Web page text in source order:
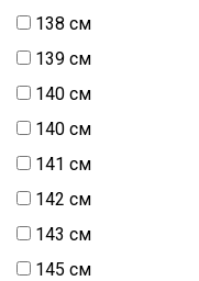
138 см
139 см
140 cм
140 см
141 см
142 см
143 см
145 см